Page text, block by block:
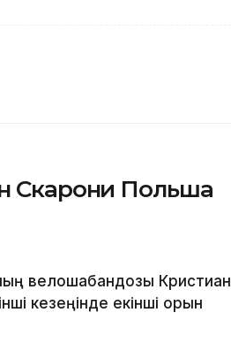
Скарони Польша
велошабандозы Кристиан
кезеңінде екінші орын